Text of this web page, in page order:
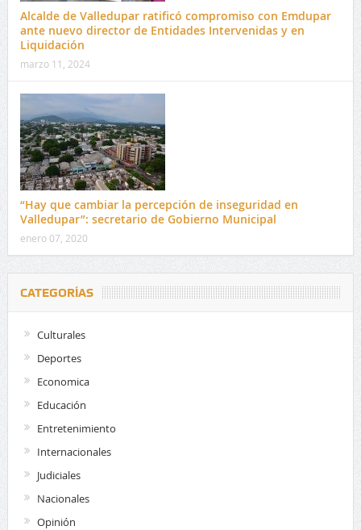
Alcalde de Valledupar ratificó compromiso con Emdupar
ante nuevo director de Entidades Intervenidas y en
Liquidación
marzo 11, 2024
“Hay que cambiar la percepción de inseguridad en
Valledupar”: secretario de Gobierno Municipal
enero 07, 2020
CATEGORÍAS
Culturales
Deportes
Economica
Educación
Entretenimiento
Internacionales
Judiciales
Nacionales
Opinión